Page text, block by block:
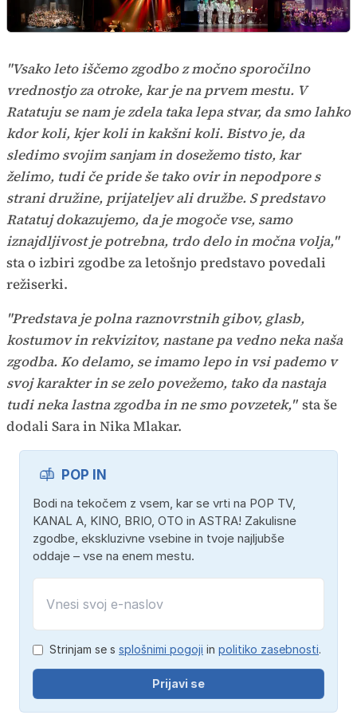
"Vsako leto iščemo zgodbo z močno sporočilno
vrednostjo za otroke, kar je na prvem mestu. V
Ratatuju se nam je zdela taka lepa stvar, da smo lahko
kdor koli, kjer koli in kakšni koli. Bistvo je, da
sledimo svojim sanjam in dosežemo tisto, kar
želimo, tudi če pride še tako ovir in nepodpore s
strani družine, prijateljev ali družbe. S predstavo
Ratatuj dokazujemo, da je mogoče vse, samo
iznajdljivost je potrebna, trdo delo in močna volja,"
sta o izbiri zgodbe za letošnjo predstavo povedali
režiserki.
"Predstava je polna raznovrstnih gibov, glasb,
kostumov in rekvizitov, nastane pa vedno neka naša
zgodba. Ko delamo, se imamo lepo in vsi pademo v
svoj karakter in se zelo povežemo, tako da nastaja
tudi neka lastna zgodba in ne smo povzetek," sta še
dodali Sara in Nika Mlakar.
POP IN
Bodi na tekočem z vsem, kar se vrti na POP TV,
KANAL A, KINO, BRIO, OTO in ASTRA! Zakulisne
zgodbe, ekskluzivne vsebine in tvoje najljubše
oddaje – vse na enem mestu.
Strinjam se s splošnimi pogoji in politiko zasebnosti.
Prijavi se